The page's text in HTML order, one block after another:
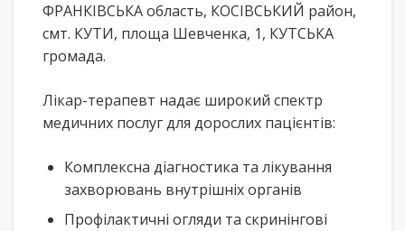
ФРАНКІВСЬКА область, КОСІВСЬКИЙ район,
смт. КУТИ, площа Шевченка, 1, КУТСЬКА
громада.
Лікар-терапевт надає широкий спектр
медичних послуг для дорослих пацієнтів:
Комплексна діагностика та лікування
захворювань внутрішніх органів
Профілактичні огляди та скринінгові